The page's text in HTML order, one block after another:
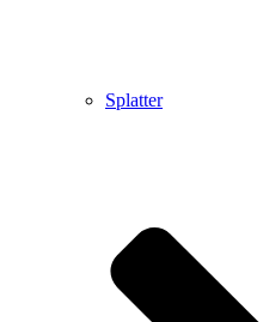
Splatter